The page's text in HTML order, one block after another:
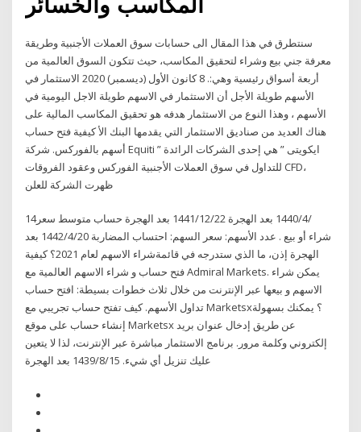
سنتطرق في هذا المقال الى حسابات سوق العملات الأجنبية وطريقة
معرفة جني بيع وشراء لتحقيق المكاسب، حيث تتكون السوق العالمية من
أربعة أسواق رئيسية وهي:. 8 كانون الأول (ديسمبر) 2020 الاستثمار في
الأسهم طويلة الأجل أن الاستثمار في الاسهم طويلة الاجل اليومية في
الأسهم ، وهذا النوع من الاستثمار هدفه هو تحقيق المكاسب المالية على
هناك العديد من صناديق الاستثمار التي يقدمها البنك الأ كيفية فتح حساب
أسهم بالفوركس. شركة Equiti ” ايكويتى ” هي إحدى الشركات الرائدة
للتداول في سوق العملات الأجنبية الفوركس وعقود الفروقات CFD،
14‏‏/4‏‏/1440 بعد الهجرة 22‏‏/12‏‏/1441 بعد الهجرة حساب متوسط سعر
شراء أو بيع . عدد الأسهم: سعر السهم: احتساب المضاربة 20‏‏/4‏‏/1442 بعد
الهجرة إذن، ما الذي ستدرجه في قائمةشراء الاسهم لعام 2021؟ كيفية
فتح حساب و شراء الاسهم العالمية مع Admiral Markets. يمكن شراء
الاسهم و بيعها عبر الإنترنت من خلال ثلاث خطوات بسيطة: افتح حساب
تداول الأسهم. كيف تفتح حساب تجريبي مع Marketsx؟ يمكنك بسهولة
إنشاء حساب على موقع Marketsx عن طريق إدخال عنوان بريد
إلكتروني وكلمة مرور. برنامج الاستثمار مباشرة عبر الإنترنت، لذا لا يتعين
عليك تنزيل أي شيء. 15‏‏/8‏‏/1439 بعد الهجرة